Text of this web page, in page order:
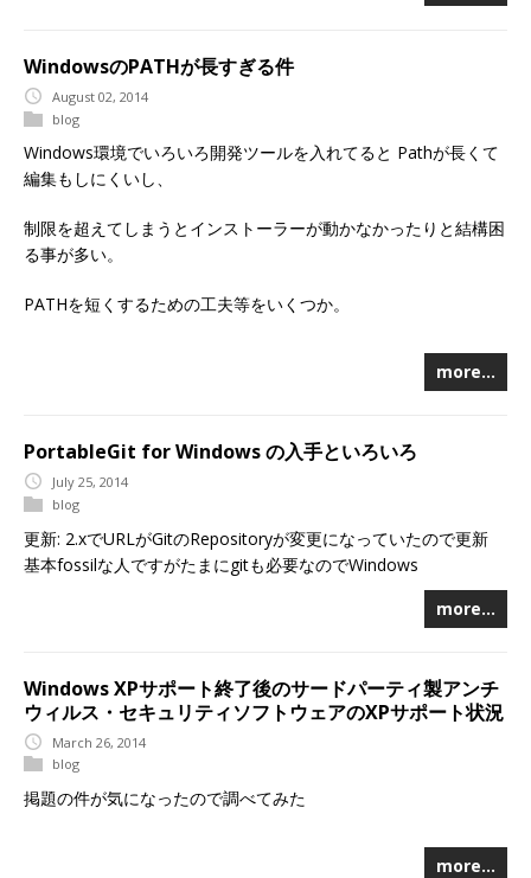
WindowsのPATHが長すぎる件
August 02, 2014
blog
Windows環境でいろいろ開発ツールを入れてると Pathが長くて
編集もしにくいし、
制限を超えてしまうとインストーラーが動かなかったりと結構困
る事が多い。
PATHを短くするための工夫等をいくつか。
more…
PortableGit for Windows の入手といろいろ
July 25, 2014
blog
更新: 2.xでURLがGitのRepositoryが変更になっていたので更新
基本fossilな人ですがたまにgitも必要なのでWindows
more…
Windows XPサポート終了後のサードパーティ製アンチ
ウィルス・セキュリティソフトウェアのXPサポート状況
March 26, 2014
blog
掲題の件が気になったので調べてみた
more…